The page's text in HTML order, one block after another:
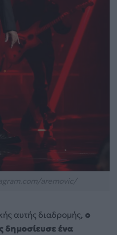
αυτής διαδρομής, ο
δημοσίευσε ένα